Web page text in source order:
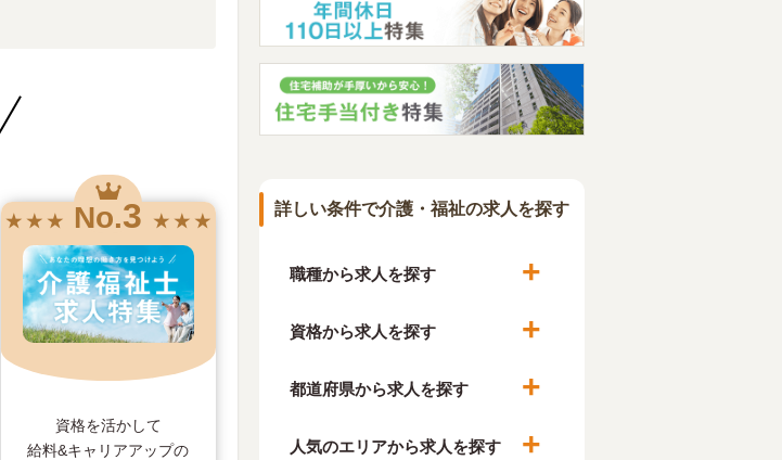
★ ★ ★ No.3 ★ ★ ★
資格を活かして
給料&キャリアアップの
詳しい条件で介護・福祉の求人を探す
職種から求人を探す
資格から求人を探す
都道府県から求人を探す
人気のエリアから求人を探す